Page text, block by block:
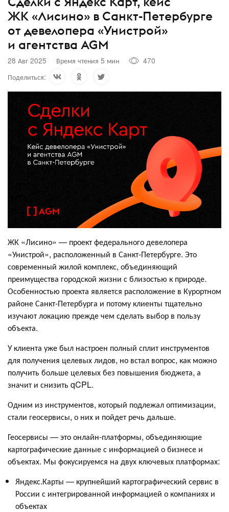
ЖК «Лисино» в Санкт-Петербурге
от девелопера «Унистрой»
и агентства AGM
28 Авг 2025 Время чтения 5 мин
470
Поделиться:
ЖК «Лисино» — проект федерального девелопера
«Унистрой», расположенный в Санкт-Петербурге. Это
современный жилой комплекс, объединяющий
преимущества городской жизни с близостью к природе.
Особенностью проекта является расположение в Курортном
районе Санкт-Петербурга и потому клиенты тщательно
изучают локацию прежде чем сделать выбор в пользу
объекта.
У клиента уже был настроен полный сплит инструментов
для получения целевых лидов, но встал вопрос, как можно
получить больше целевых без повышения бюджета, а
значит и снизить qCPL.
Одним из инструментов, который подлежал оптимизации,
стали геосервисы, о них и пойдет речь дальше.
Геосервисы — это онлайн-платформы, объединяющие
картографические данные с информацией о бизнесе и
объектах. Мы фокусируемся на двух ключевых платформах:
Яндекс.Карты — крупнейший картографический сервис в
России с интегрированной информацией о компаниях и
объектах